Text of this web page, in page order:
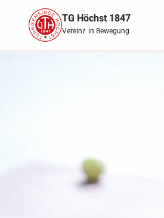
TG Höchst 1847
Vereintin Bewegung